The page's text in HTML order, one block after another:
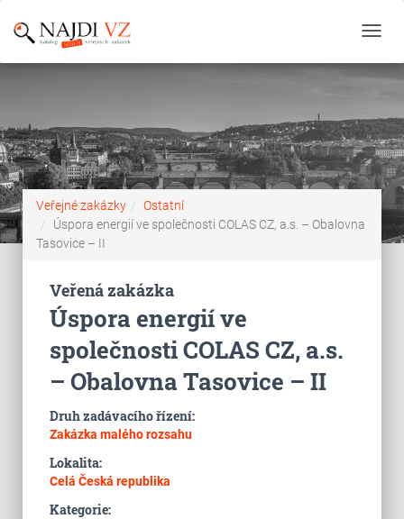
Veřejné zakázky
Ostatní
Úspora energií ve společnosti COLAS CZ, a.s. – Obalovna
Tasovice – II
Veřená zakázka
Úspora energií ve
společnosti COLAS CZ, a.s.
– Obalovna Tasovice – II
Druh zadávacího řízení:
Zakázka malého rozsahu
Lokalita:
Celá Česká republika
Kategorie: